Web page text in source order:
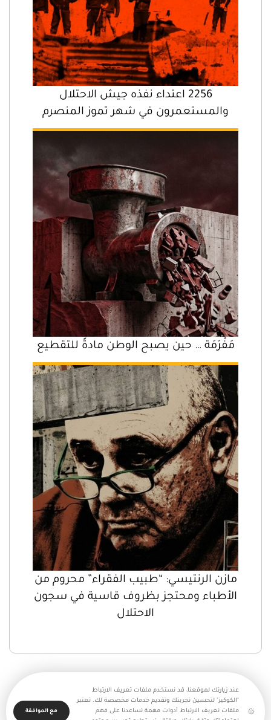
2256 اعتداء نفذه جيش الاحتلال
والمستعمرون في شهر تموز المنصرم
مَفْرَمَة … حين يصبح الوطن مادةً للتقطيع
مازن الرنتيسي: “طبيب الفقراء” محروم من
الأطباء ومحتجز بظروف قاسية في سجون
الاحتلال
عند زيارتك لموقعنا، قد نستخدم ملفات تعريف الارتباط
"الكوكيز" لتحسين تجربتك وتقديم خدمات مخصصة لك. تعتبر
ملفات تعريف الارتباط أدوات مهمة تساعدنا على فهم
مع الموافقة